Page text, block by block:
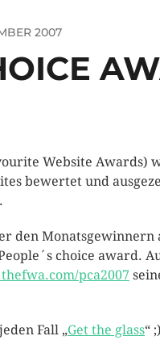
2007
Website Awards)
bewertet und
den Monatsgewinnern
choice award.
pca2007
Fall „Get the glass“ ;)